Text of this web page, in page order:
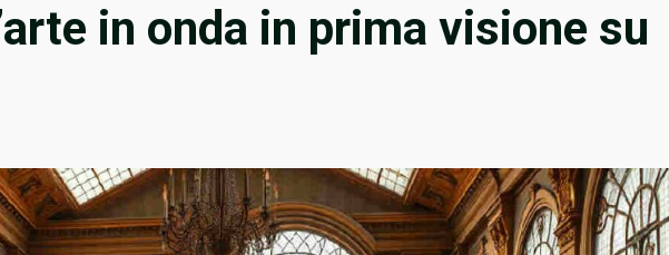
in onda in prima visione su